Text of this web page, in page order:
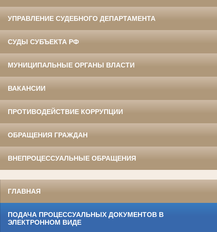
УПРАВЛЕНИЕ СУДЕБНОГО ДЕПАРТАМЕНТА
СУДЫ СУБЪЕКТА РФ
МУНИЦИПАЛЬНЫЕ ОРГАНЫ ВЛАСТИ
ВАКАНСИИ
ПРОТИВОДЕЙСТВИЕ КОРРУПЦИИ
ОБРАЩЕНИЯ ГРАЖДАН
ВНЕПРОЦЕССУАЛЬНЫЕ ОБРАЩЕНИЯ
ГЛАВНАЯ
ПОДАЧА ПРОЦЕССУАЛЬНЫХ ДОКУМЕНТОВ В
ЭЛЕКТРОННОМ ВИДЕ